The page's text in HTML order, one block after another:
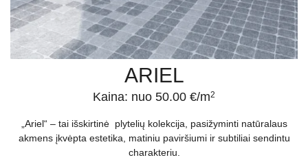
ARIEL
Kaina: nuo 50.00 €/m2
„Ariel“ – tai išskirtinė plytelių kolekcija, pasižyminti natūralaus
akmens įkvėpta estetika, matiniu paviršiumi ir subtiliai sendintu
charakteriu.